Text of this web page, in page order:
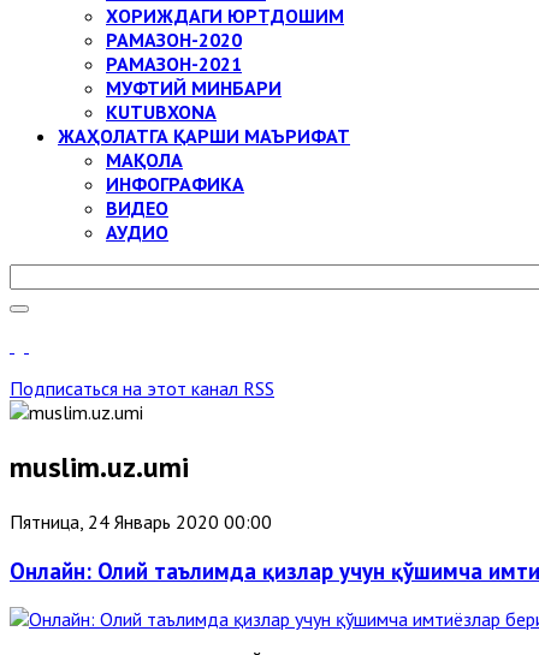
ХОРИЖДАГИ ЮРТДОШИМ
РАМАЗОН-2020
РАМАЗОН-2021
МУФТИЙ МИНБАРИ
KUTUBXONA
ЖАҲОЛАТГА ҚАРШИ МАЪРИФАТ
МАҚОЛА
ИНФОГРАФИКА
ВИДЕО
АУДИО
Подписаться на этот канал RSS
muslim.uz.umi
Пятница, 24 Январь 2020 00:00
Онлайн: Олий таълимда қизлар учун қўшимча